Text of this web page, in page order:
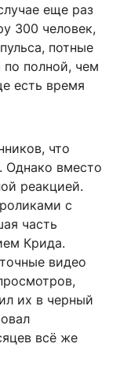
еще раз
300 человек,
потные
по полной, чем
есть время
что
Однако вместо
реакцией.
с
часть
Крида.
видео
их в черный
всё же